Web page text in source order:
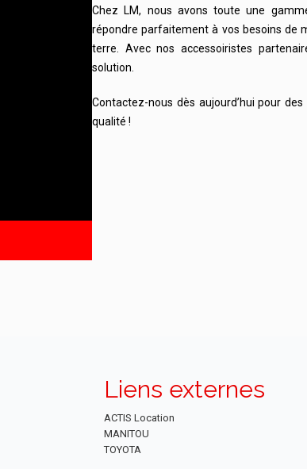
Chez LM, nous avons toute une
répondre parfaitement à vos besoins de
terre. Avec nos accessoiristes
solution.
Contactez-nous dès aujourd’hui pour
qualité !
Liens externes
ACTIS Location
MANITOU
TOYOTA